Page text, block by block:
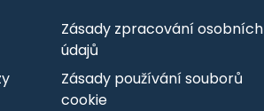
Zásady zpracování osobních
údajů
Zásady používání souborů
cookie